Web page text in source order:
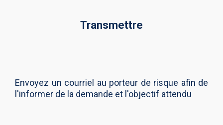
Transmettre
Envoyez un courriel au porteur de risque afin de
l'informer de la demande et l'objectif attendu